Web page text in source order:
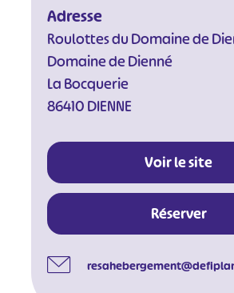
Adresse
Roulottes du Domaine de
Domaine de Dienné
La Bocquerie
86410 DIENNE
Voir le site
Réserver